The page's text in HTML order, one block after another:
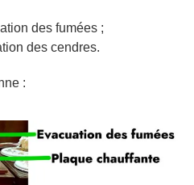
des fumées ;
des cendres.
: